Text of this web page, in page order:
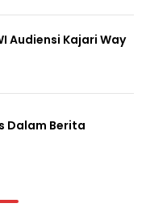
Audiensi Kajari Way
Dalam Berita